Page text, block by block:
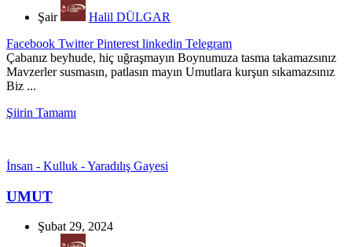
Şair
Halil DÜLGAR
Facebook Twitter Pinterest linkedin Telegram
Çabanız beyhude, hiç uğraşmayın Boynumuza tasma takamazsınız
Mavzerler susmasın, patlasın mayın Umutlara kurşun sıkamazsınız
Biz ...
Şiirin Tamamı
İnsan - Kulluk - Yaradılış Gayesi
UMUT
Şubat 29, 2024